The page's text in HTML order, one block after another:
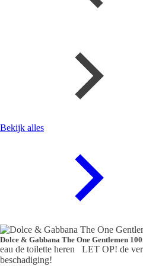
Bekijk alles
Dolce & Gabbana The One Gentlemen
eau de toilette heren LET OP! de
beschadiging!